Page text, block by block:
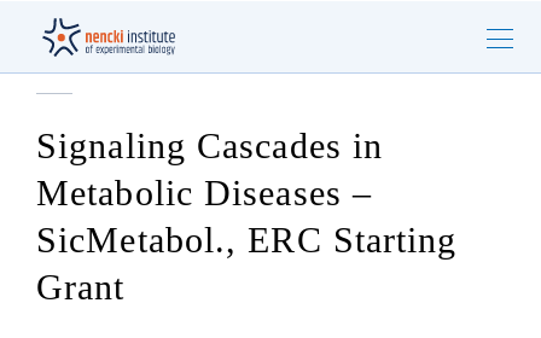
Signaling Cascades in
Metabolic Diseases –
SicMetabol., ERC Starting
Grant